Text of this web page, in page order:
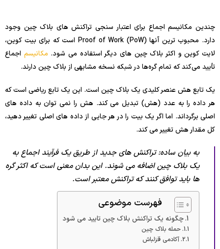
چندین مکانیسم اجماع برای اعتبار سنجی تراکنش های بلاک چین وجود
دارد. محبوب ترین آنها Proof of Work (PoW) است که برای بیت کوین،
لایت کوین و اکثر بلاک چین های دیگر استفاده می شود. مکانیسم اجماع
تأیید می‌کند که تمام گره‌ها در شبکه نسخه مشابهی از بلاک چین دارند.
یک تابع هش عنصر کلیدی یک بلاک چین است. این یک تابع ریاضی است که
هر داده را به عدد (هش) تبدیل می کند. هش را نمی توان به داده های
اصلی برگرداند. اما اگر یک بیت را در هر جایی از داده های اصلی تغییر دهید،
کل مقدار هش تغییر می کند.
به بیان ساده: تراکنش های جدید از طریق یک فرآیند اجماع به
یک بلاک چین اضافه می شوند. این بدان معنی است که اکثر گره
ها باید توافق کنند که تراکنش معتبر است.
فهرست موضوعی
چگونه یک تراکنش بلاک چین تایید می شود
حمله بلاک چین
آکادمی قزلباش